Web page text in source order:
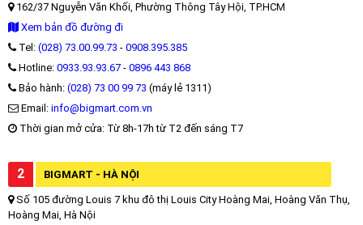
162/37 Nguyễn Văn Khối, Phường Thông Tây Hội, TP.HCM
Xem bản đồ đường đi
Tel: (028) 73.00.99.73 - 0908.395.385
Hotline: 0933.93.93.67 - 0896 443 868
Bảo hành: (028) 73 00 99 73 (máy lẻ 1311)
Email: info@bigmart.com.vn
Thời gian mở cửa: Từ 8h-17h từ T2 đến sáng T7
2 BIGMART - HÀ NỘI
Số 105 đường Louis 7 khu đô thị Louis City Hoàng Mai, Hoàng Văn Thụ,
Hoàng Mai, Hà Nội